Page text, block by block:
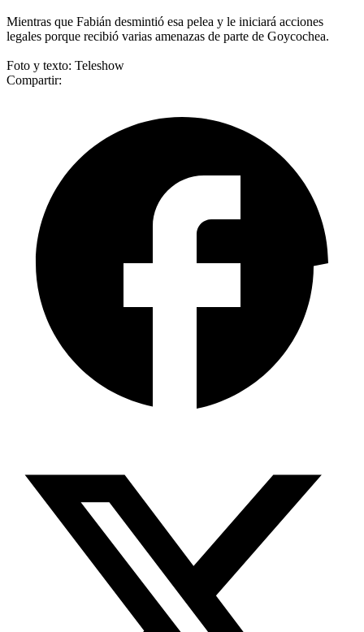
Mientras que Fabián desmintió esa pelea y le iniciará acciones
legales porque recibió varias amenazas de parte de Goycochea.
Foto y texto: Teleshow
Compartir: